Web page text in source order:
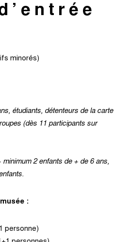
minorés)
étudiants, détenteurs de la carte
(dès 11 participants sur
2 enfants de + de 6 ans,
:
personne)